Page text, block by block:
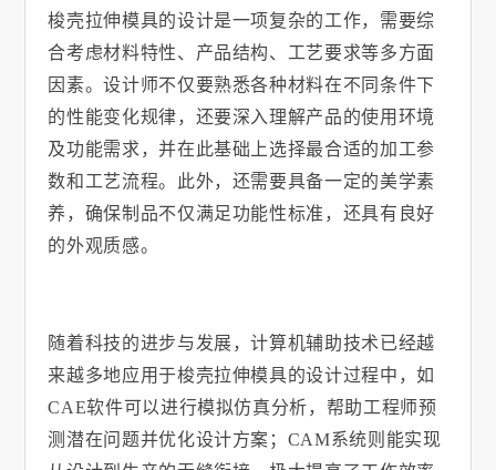
梭壳拉伸模具的设计是一项复杂的工作，需要综
合考虑材料特性、产品结构、工艺要求等多方面
因素。设计师不仅要熟悉各种材料在不同条件下
的性能变化规律，还要深入理解产品的使用环境
及功能需求，并在此基础上选择最合适的加工参
数和工艺流程。此外，还需要具备一定的美学素
养，确保制品不仅满足功能性标准，还具有良好
的外观质感。
随着科技的进步与发展，计算机辅助技术已经越
来越多地应用于梭壳拉伸模具的设计过程中，如
CAE软件可以进行模拟仿真分析，帮助工程师预
测潜在问题并优化设计方案； CAM系统则能实现